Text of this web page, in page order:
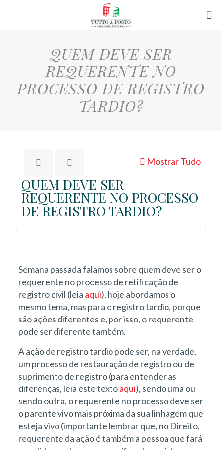
QUEM DEVE SER
REQUERENTE NO
PROCESSO DE REGISTRO
TARDIO?
Mostrar Tudo
QUEM DEVE SER
REQUERENTE NO PROCESSO
DE REGISTRO TARDIO?
Semana passada falamos sobre quem deve ser o
requerente no processo de retificação de
registro civil (leia aqui), hoje abordamos o
mesmo tema, mas para o registro tardio, porque
são ações diferentes e, por isso, o requerente
pode ser diferente também.
A ação de registro tardio pode ser, na verdade,
um processo de restauração de registro ou de
suprimento de registro (para entender as
diferenças, leia este textoaqui), sendo uma ou
sendo outra, o requerente no processo deve ser
o parente vivo mais próxima da sua linhagem que
esteja vivo (importante lembrar que, no Direito,
requerente da ação é também a pessoa que fará